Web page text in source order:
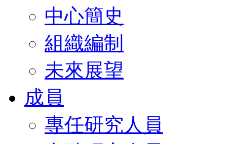
中心簡史
組織編制
未來展望
成員
專任研究人員